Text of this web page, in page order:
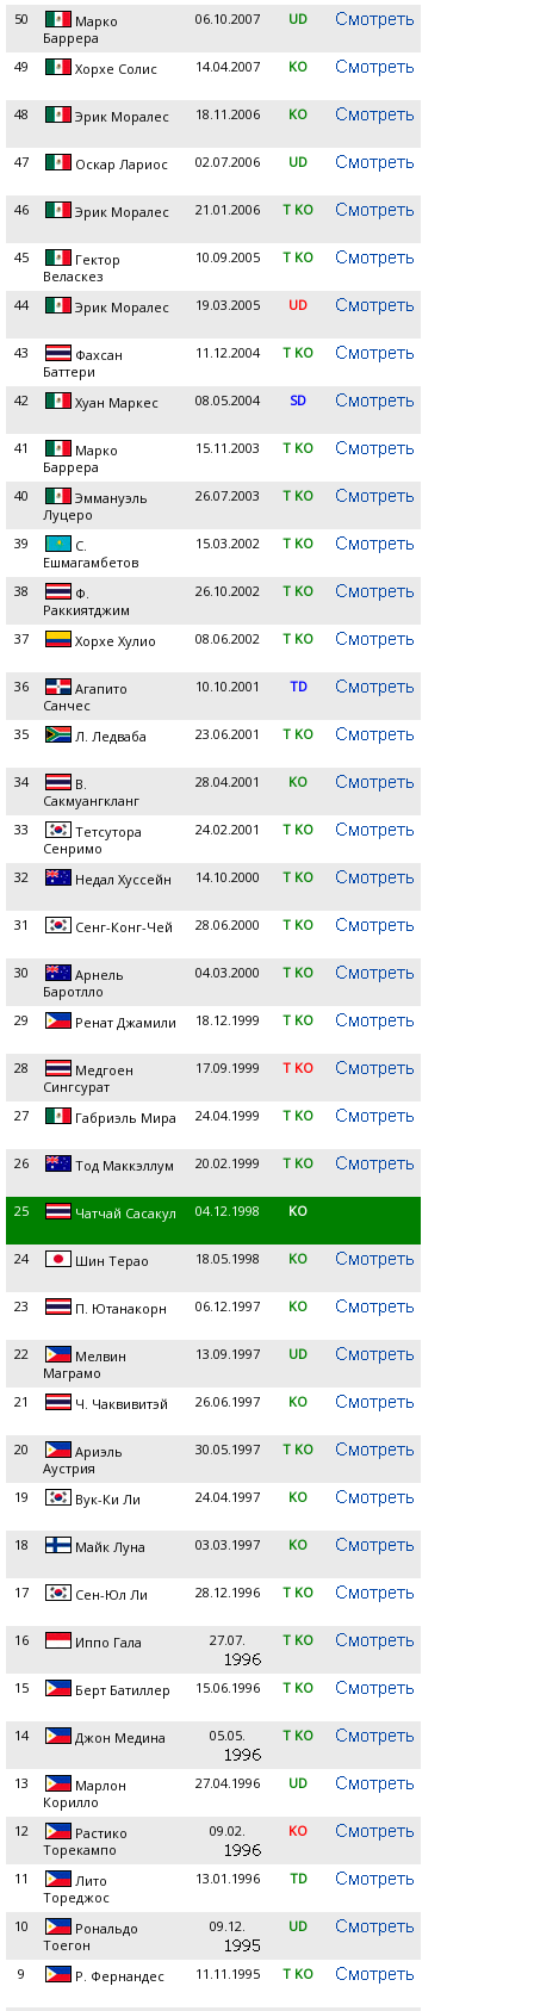
50
Марко
Баррера
06.10.2007 UD
49 Хорхе Солис 14.04.2007 KO
48 Эрик Моралес 18.11.2006 KO
47 Оскар Лариос 02.07.2006 UD
46 Эрик Моралес 21.01.2006 T KO
45
Гектор
Веласкез
10.09.2005 T KO
44 Эрик Моралес 19.03.2005 UD
43
Фахсан
Баттери
11.12.2004 T KO
42 Хуан Маркес 08.05.2004 SD
41
Марко
Баррера
15.11.2003 T KO
40
Эммануэль
Луцеро
26.07.2003 T KO
39
С.
Ешмагамбетов
15.03.2002 T KO
38
Ф.
Раккиятджим
26.10.2002 T KO
37 Хорхе Хулио 08.06.2002 T KO
36
Агапито
Санчес
10.10.2001 TD
35 Л. Ледваба 23.06.2001 T KO
34
В.
Сакмуангкланг
28.04.2001 KO
33
Тетсутора
Сенримо
24.02.2001 T KO
32 Недал Хуссейн 14.10.2000 T KO
31 Сенг-Конг-Чей 28.06.2000 T KO
30
Арнель
Баротлло
04.03.2000 T KO
29 Ренат Джамили 18.12.1999 T KO
28
Медгоен
Сингсурат
17.09.1999 T KO
27 Габриэль Мира 24.04.1999 T KO
26 Тод Маккэллум 20.02.1999 T KO
25 Чатчай Сасакул 04.12.1998 KO
24 Шин Терао 18.05.1998 KO
23 П. Ютанакорн 06.12.1997 KO
22
Мелвин
Маграмо
13.09.1997 UD
21 Ч. Чаквивитэй 26.06.1997 KO
20
Ариэль
Аустрия
30.05.1997 T KO
19 Вук-Ки Ли 24.04.1997 KO
18 Майк Луна 03.03.1997 KO
17 Сен-Юл Ли 28.12.1996 T KO
16 Иппо Гала 27.07. T KO
15 Берт Батиллер 15.06.1996 T KO
14 Джон Медина 05.05. T KO
13
Марлон
Корилло
27.04.1996 UD
12
Растико
Торекампо
09.02. KO
11
Лито
Тореджос
13.01.1996 TD
10
Рональдо
Тоегон
09.12. UD
9 Р. Фернандес 11.11.1995 T KO